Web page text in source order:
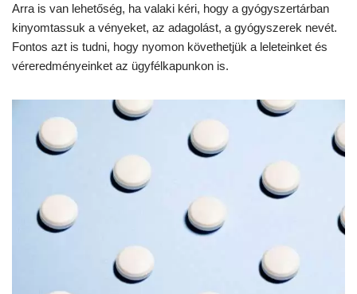
Arra is van lehetőség, ha valaki kéri, hogy a gyógyszertárban
kinyomtassuk a vényeket, az adagolást, a gyógyszerek nevét.
Fontos azt is tudni, hogy nyomon követhetjük a leleteinket és
véreredményeinket az ügyfélkapunkon is.